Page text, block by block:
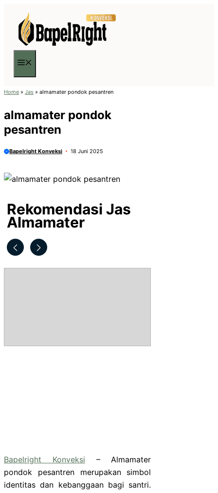
Home » Jas » almamater pondok pesantren
almamater pondok
pesantren
Bapelright Konveksi 18 Juni 2025
Rekomendasi Jas
Almamater
Bapelright Konveksi – Almamater
pondok pesantren merupakan simbol
identitas dan kebanggaan bagi santri.